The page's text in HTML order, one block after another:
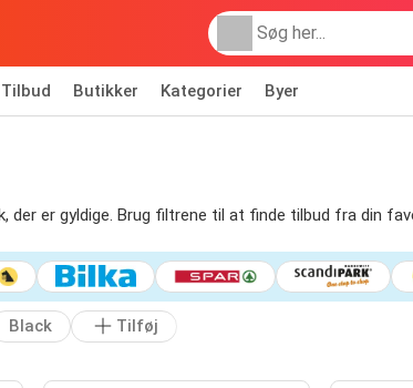
Tilbud Butikker Kategorier Byer
der er gyldige. Brug filtrene til at finde tilbud fra din
Black
Tilføj